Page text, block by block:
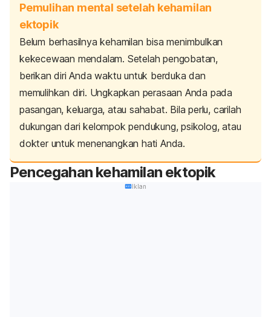
Pemulihan mental setelah kehamilan
ektopik
Belum berhasilnya kehamilan bisa menimbulkan
kekecewaan mendalam. Setelah pengobatan,
berikan diri Anda waktu untuk berduka dan
memulihkan diri. Ungkapkan perasaan Anda pada
pasangan, keluarga, atau sahabat. Bila perlu, carilah
dukungan dari kelompok pendukung, psikolog, atau
dokter untuk menenangkan hati Anda.
Pencegahan kehamilan ektopik
Iklan